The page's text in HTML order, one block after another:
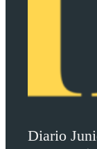
Diario